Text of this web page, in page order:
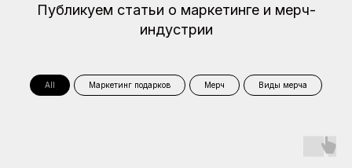
Публикуем статьи о маркетинге и мерч-
индустрии
All Маркетинг подарков Мерч Виды мерча